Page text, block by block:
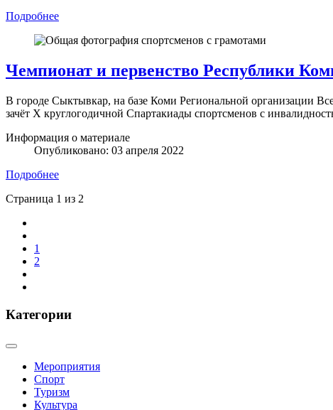
Подробнее
Чемпионат и первенство Республики
В городе Сыктывкар, на базе Коми Региональной организации
зачёт X круглогодичной Спартакиады спортсменов с
Информация о материале
Опубликовано: 03 апреля 2022
Подробнее
Страница 1 из 2
1
2
Категории
Мероприятия
Спорт
Туризм
Культура